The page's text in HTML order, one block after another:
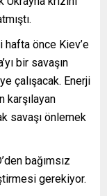
hafta önce Kiev’e
bir savaşın
çalışacak. Enerji
karşılayan
savaşı önlemek
bağımsız
gerekiyor.